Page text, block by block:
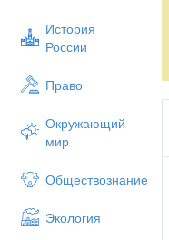
История
России
Право
Окружающий
мир
Обществознание
Экология